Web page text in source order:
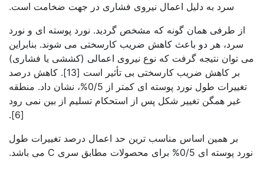
سرد به دلیل اعمال نیروی فشاری در جهت ضخامت است.
از طرفی همان گونه که مشخص گردید. نورد پوسته ای و نورد
سرد، هر دو باعث کاهش ضریب کارسختی می شوند. بنابراین
می توان نتیجه گرفت که نوع نیروی اعمالی (کششی یا فشاری)
بر کاهش ضریب کارسختی بی تأثیر است [13]. کاهش درصد
تغییرات طول نورد پوسته ای کمتر از 0/5%، نشان داد. منطقه
غیر همگن تغییر شکل پس از استحکام تسلیم از بین نمی رود
[6].
بر همین اساس مناسب ترین حد اعمال درصد تغییرات طول
نورد پوسته ای 0/5% برای محصولات مطابق سری C می باشد.